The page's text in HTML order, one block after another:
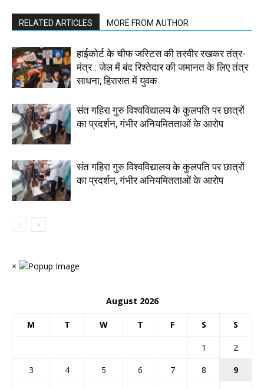
RELATED ARTICLES MORE FROM AUTHOR
हाईकोर्ट के चीफ जस्टिस की तस्वीर रखकर तंत्र-
मंत्र : जेल में बंद रिश्तेदार की जमानत के लिए तंत्र
साधना, हिरासत में युवक
संत गहिरा गुरु विश्वविद्यालय के कुलपति पर छात्रों
का प्रदर्शन, गंभीर अनियमितताओं के आरोप
संत गहिरा गुरु विश्वविद्यालय के कुलपति पर छात्रों
का प्रदर्शन, गंभीर अनियमितताओं के आरोप
×
August 2026
M T W T F S S
1
2
3
4 5 6 7 8
9